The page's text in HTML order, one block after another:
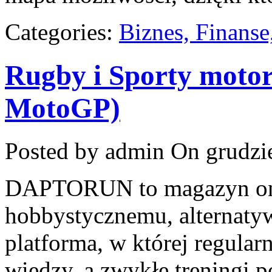
Categories: Biznes,
Rugby i Sporty
MotoGP)
Posted by admin On
DAPTORUN to magazyn
hobbystycznemu,
platforma, w której